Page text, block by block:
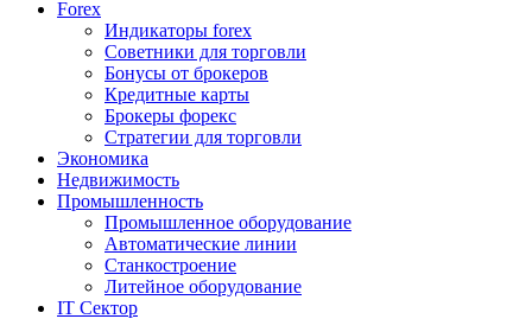
Forex
Индикаторы forex
Советники для торговли
Бонусы от брокеров
Кредитные карты
Брокеры форекс
Стратегии для торговли
Экономика
Недвижимость
Промышленность
Промышленное оборудование
Автоматические линии
Станкостроение
Литейное оборудование
IT Сектор